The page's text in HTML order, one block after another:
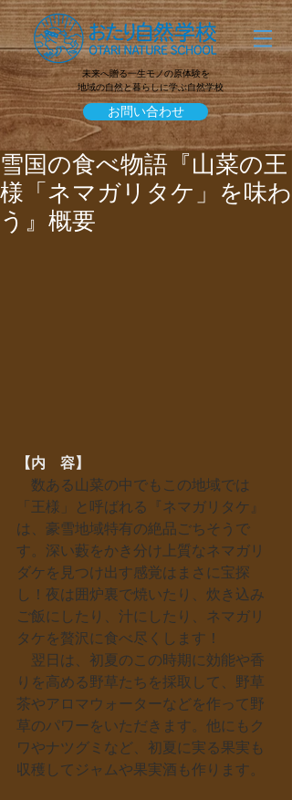
未来へ贈る一生モノの原体験を
地域の自然と暮らしに学ぶ自然学校
お問い合わせ
雪国の食べ物語『山菜の王
様「ネマガリタケ」を味わ
う』概要
【内　容】
数ある山菜の中でもこの地域では
「王様」と呼ばれる『ネマガリタケ』
は、豪雪地域特有の絶品ごちそうで
す。深い藪をかき分け上質なネマガリ
ダケを見つけ出す感覚はまさに宝探
し！夜は囲炉裏で焼いたり、炊き込み
ご飯にしたり、汁にしたり、ネマガリ
タケを贅沢に食べ尽くします！
翌日は、初夏のこの時期に効能や香
りを高める野草たちを採取して、野草
茶やアロマウォーターなどを作って野
草のパワーをいただきます。他にもク
ワやナツグミなど、初夏に実る果実も
収穫してジャムや果実酒も作ります。